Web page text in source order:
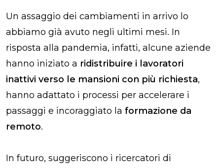
Un assaggio dei cambiamenti in arrivo lo
abbiamo già avuto negli ultimi mesi. In
risposta alla pandemia, infatti, alcune aziende
hanno iniziato a ridistribuire i lavoratori
inattivi verso le mansioni con più richiesta,
hanno adattato i processi per accelerare i
passaggi e incoraggiato la formazione da
remoto.
In futuro, suggeriscono i ricercatori di